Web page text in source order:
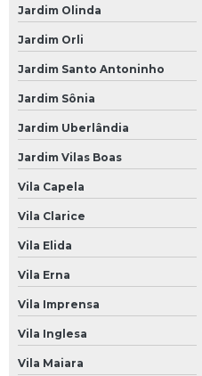
Revisão Veicular na Paulista
Revisão Veicular na Zona Leste
Revisão Veicular na Zona Norte
Revisão Veicular na Zona Oeste
Revisão Veicular na Zona Sul
Revisão Veicular no Morumbi
Suspensão para Carros
Suspensão a Ar Carro
Suspensão a Ar de Carro
Suspensão Carro
Jardim Olinda
Jardim Orli
Jardim Santo Antoninho
Jardim Sônia
Jardim Uberlândia
Jardim Vilas Boas
Vila Capela
Vila Clarice
Vila Elida
Vila Erna
Vila Imprensa
Vila Inglesa
Vila Maiara